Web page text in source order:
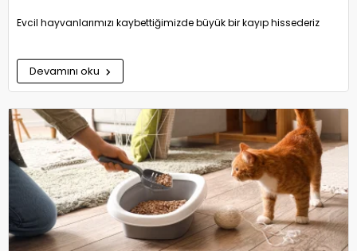
Evcil hayvanlarımızı kaybettiğimizde büyük bir kayıp hissederiz
Devamını oku